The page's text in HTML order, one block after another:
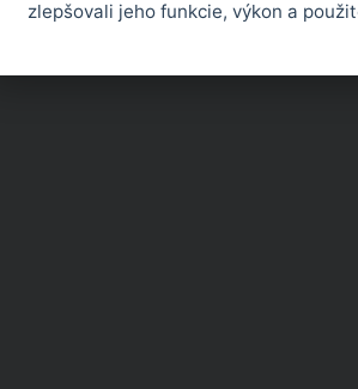
zlepšovali jeho funkcie, výkon a